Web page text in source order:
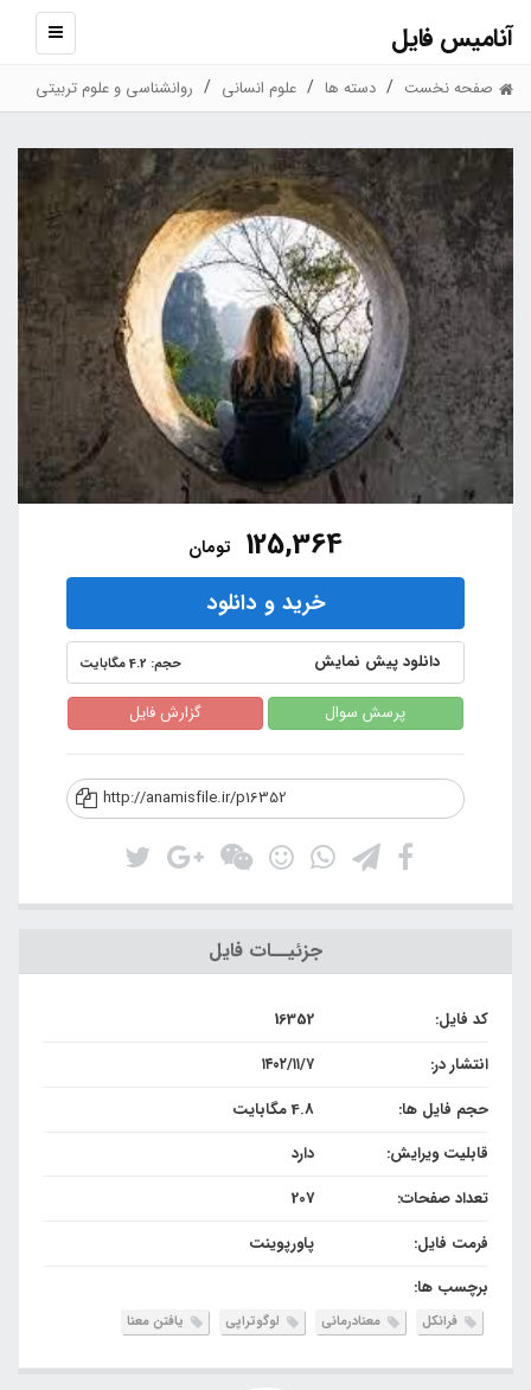
آنامیس فایل
نمایش
صفحه نخست دسته ها علوم انسانی روانشناسی و علوم تربیتی
125,364 تومان
خرید و دانلود
دانلود پیش نمایش حجم: 4.2 مگابایت
پرسش سوال گزارش فایل
http://anamisfile.ir/p16352
جزئیــات فایل
کد فایل:
16352
انتشار در:
۱۴۰۲/۱۱/۷
حجم فایل ها:
4.8 مگابایت
قابلیت ویرایش:
دارد
تعداد صفحات:
207
فرمت فایل:
پاورپوینت
برچسب ها:
فرانکل معنادرمانی لوگوتراپی یافتن معنا